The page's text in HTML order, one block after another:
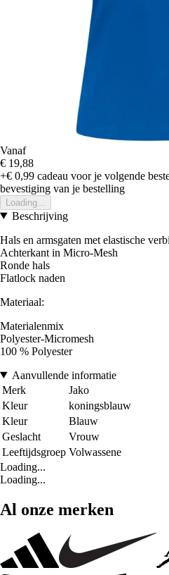
Vanaf
€ 19,88
+€ 0,99 cadeau voor je volgende
bevestiging van je bestelling
Loading...
Beschrijving
Hals en armsgaten met elastische
Achterkant in Micro-Mesh
Ronde hals
Flatlock naden
Materiaal:
Materialenmix
Polyester-Micromesh
100 % Polyester
Aanvullende informatie
Merk
Jako
Kleur
koningsblauw
Kleur
Blauw
Geslacht
Vrouw
Leeftijdsgroep Volwassene
Loading...
Loading...
Al onze merken